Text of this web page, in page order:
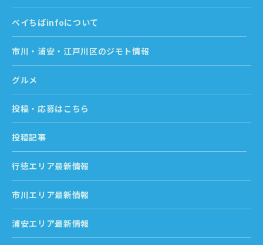
ベイちばinfoについて
市川・浦安・江戸川区のジモト情報
グルメ
投稿・応募はこちら
投稿記事
行徳エリア最新情報
市川エリア最新情報
浦安エリア最新情報